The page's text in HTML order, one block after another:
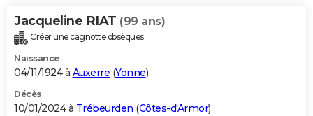
Jacqueline RIAT (99 ans)
Créer une cagnotte obsèques
Naissance
04/11/1924 à Auxerre (Yonne)
Décès
10/01/2024 à Trébeurden (Côtes-d'Armor)